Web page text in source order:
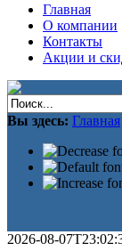
Главная
О компании
Контакты
Акции и
Вы здесь: Главная
2026-08-